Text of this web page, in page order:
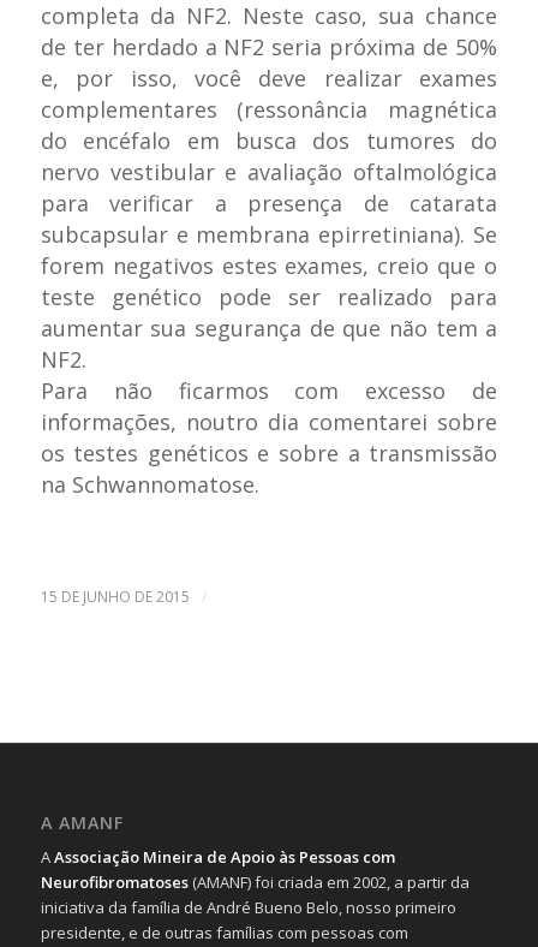
completa da NF2. Neste caso, sua chance
de ter herdado a NF2 seria próxima de 50%
e, por isso, você deve realizar exames
complementares (ressonância magnética
do encéfalo em busca dos tumores do
nervo vestibular e avaliação oftalmológica
para verificar a presença de catarata
subcapsular e membrana epirretiniana). Se
forem negativos estes exames, creio que o
teste genético pode ser realizado para
aumentar sua segurança de que não tem a
NF2.
Para não ficarmos com excesso de
informações, noutro dia comentarei sobre
os testes genéticos e sobre a transmissão
na Schwannomatose.
15 DE JUNHO DE 2015 /
A AMANF
AAssociação Mineira de Apoio às Pessoas com
Neurofibromatoses(AMANF) foi criada em 2002, a partir da
iniciativa da família de André Bueno Belo, nosso primeiro
presidente, e de outras famílias com pessoas com